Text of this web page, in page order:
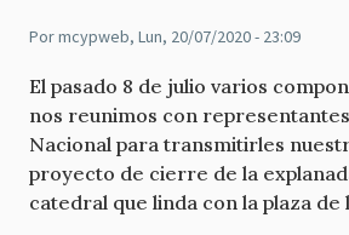
Pormcypweb, Lun, 20/07/2020 - 23:09
El pasado 8 de julio varios
nos reunimos con
Nacional para transmitirles
proyecto de cierre de la
catedral que linda con la plaza de